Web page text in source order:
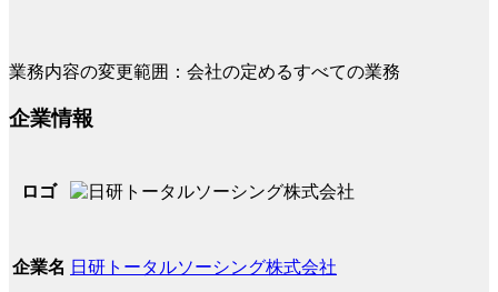
業務内容の変更範囲：会社の定めるすべての業務
企業情報
ロゴ
企業名 日研トータルソーシング株式会社